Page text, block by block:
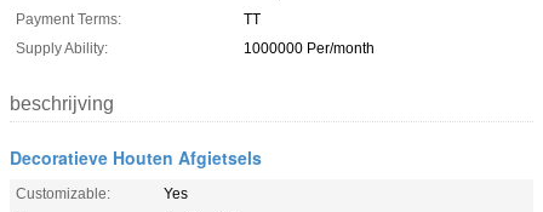
Payment Terms:
TT
Supply Ability:
1000000 Per/month
beschrijving
Decoratieve Houten Afgietsels
Customizable:
Yes